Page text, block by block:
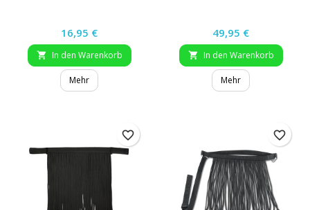
Preis
16,95 €
 In den Warenkorb
Mehr
Preis
49,95 €
 In den Warenkorb
Mehr
favorite_border favorite_border